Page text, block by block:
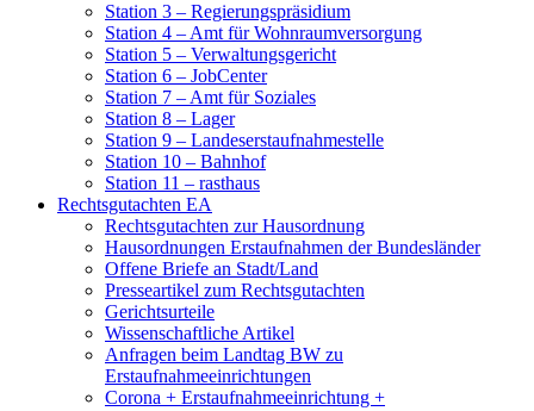
Station 3 – Regierungspräsidium
Station 4 – Amt für Wohnraumversorgung
Station 5 – Verwaltungsgericht
Station 6 – JobCenter
Station 7 – Amt für Soziales
Station 8 – Lager
Station 9 – Landeserstaufnahmestelle
Station 10 – Bahnhof
Station 11 – rasthaus
Rechtsgutachten EA
Rechtsgutachten zur Hausordnung
Hausordnungen Erstaufnahmen der Bundesländer
Offene Briefe an Stadt/Land
Presseartikel zum Rechtsgutachten
Gerichtsurteile
Wissenschaftliche Artikel
Anfragen beim Landtag BW zu
Erstaufnahmeeinrichtungen
Corona + Erstaufnahmeeinrichtung +